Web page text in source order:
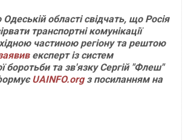
області свідчать, що Росія
транспортні комунікації
частиною регіону та рештою
експерт із систем
боротьби та зв'язку Сергій "Флеш"
UAINFO.orgз посиланням на